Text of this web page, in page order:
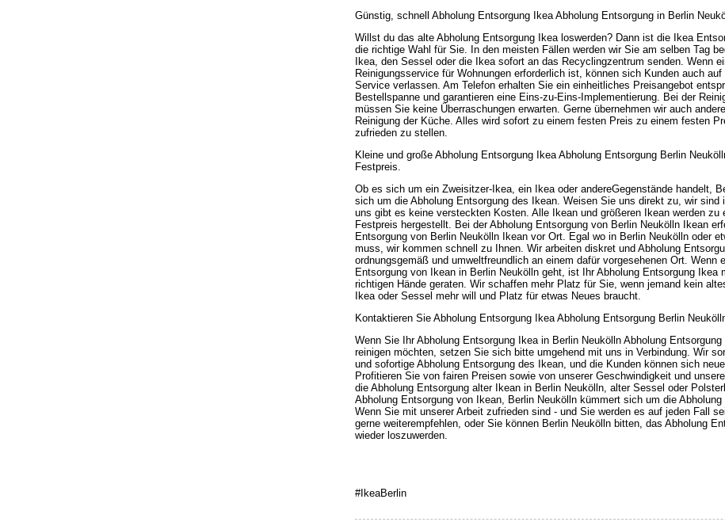
Günstig, schnell Abholung Entsorgung Ikea Abholung Entsorgung in Berlin
Willst du das alte Abholung Entsorgung Ikea loswerden? Dann ist die Ikea
die richtige Wahl für Sie. In den meisten Fällen werden wir Sie am selben Tag
Ikea, den Sessel oder die Ikea sofort an das Recyclingzentrum senden. Wenn
Reinigungsservice für Wohnungen erforderlich ist, können sich Kunden auch
Service verlassen. Am Telefon erhalten Sie ein einheitliches Preisangebot
Bestellspanne und garantieren eine Eins-zu-Eins-Implementierung. Bei der
müssen Sie keine Überraschungen erwarten. Gerne übernehmen wir auch
Reinigung der Küche. Alles wird sofort zu einem festen Preis zu einem festen
zufrieden zu stellen.
Kleine und große Abholung Entsorgung Ikea Abholung Entsorgung Berlin
Festpreis.
Ob es sich um ein Zweisitzer-Ikea, ein Ikea oder andereGegenstände handelt,
sich um die Abholung Entsorgung des Ikean. Weisen Sie uns direkt zu, wir sind
uns gibt es keine versteckten Kosten. Alle Ikean und größeren Ikean werden zu
Festpreis hergestellt. Bei der Abholung Entsorgung von Berlin Neukölln Ikean
Entsorgung von Berlin Neukölln Ikean vor Ort. Egal wo in Berlin Neukölln oder
muss, wir kommen schnell zu Ihnen. Wir arbeiten diskret und Abholung
ordnungsgemäß und umweltfreundlich an einem dafür vorgesehenen Ort. Wenn
Entsorgung von Ikean in Berlin Neukölln geht, ist Ihr Abholung Entsorgung Ikea
richtigen Hände geraten. Wir schaffen mehr Platz für Sie, wenn jemand kein
Ikea oder Sessel mehr will und Platz für etwas Neues braucht.
Kontaktieren Sie Abholung Entsorgung Ikea Abholung Entsorgung Berlin
Wenn Sie Ihr Abholung Entsorgung Ikea in Berlin Neukölln Abholung Entsorgung
reinigen möchten, setzen Sie sich bitte umgehend mit uns in Verbindung. Wir
und sofortige Abholung Entsorgung des Ikean, und die Kunden können sich
Profitieren Sie von fairen Preisen sowie von unserer Geschwindigkeit und
die Abholung Entsorgung alter Ikean in Berlin Neukölln, alter Sessel oder
Abholung Entsorgung von Ikean, Berlin Neukölln kümmert sich um die
Wenn Sie mit unserer Arbeit zufrieden sind - und Sie werden es auf jeden Fall
gerne weiterempfehlen, oder Sie können Berlin Neukölln bitten, das Abholung
wieder loszuwerden.
#IkeaBerlin